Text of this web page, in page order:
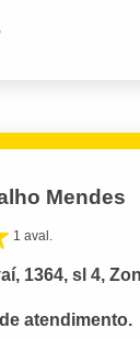
Mendes
1 aval.
1364, sl 4,
atendimento.